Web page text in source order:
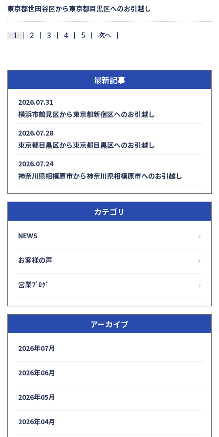
東京都世田谷区から東京都目黒区へのお引越し
1 2 3 4 5 次へ
最新記事
2026.07.31
横浜市鶴見区から東京都新宿区へのお引越し
2026.07.28
東京都目黒区から東京都目黒区へのお引越し
2026.07.24
神奈川県相模原市から神奈川県相模原市へのお引越し
カテゴリ
NEWS
お客様の声
営業ﾌﾞﾛｸﾞ
アーカイブ
2026年07月
2026年06月
2026年05月
2026年04月